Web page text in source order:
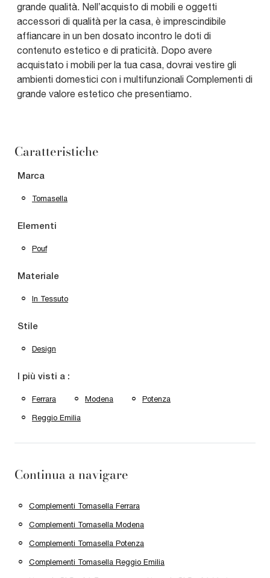
grande qualità. Nell’acquisto di mobili e oggetti
accessori di qualità per la casa, è imprescindibile
affiancare in un ben dosato incontro le doti di
contenuto estetico e di praticità. Dopo avere
acquistato i mobili per la tua casa, dovrai vestire gli
ambienti domestici con i multifunzionali Complementi di
grande valore estetico che presentiamo.
Caratteristiche
Marca
Tomasella
Elementi
Pouf
Materiale
In Tessuto
Stile
Design
I più visti a :
Ferrara Modena Potenza
Reggio Emilia
Continua a navigare
Complementi Tomasella Ferrara
Complementi Tomasella Modena
Complementi Tomasella Potenza
Complementi Tomasella Reggio Emilia